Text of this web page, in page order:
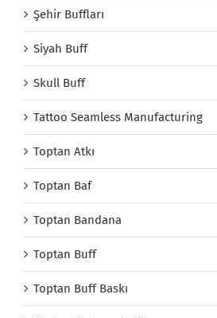
Şehir Buffları
Siyah Buff
Skull Buff
Tattoo Seamless Manufacturing
Toptan Atkı
Toptan Baf
Toptan Bandana
Toptan Buff
Toptan Buff Baskı